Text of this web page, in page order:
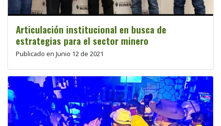
Articulación institucional en busca de
estrategias para el sector minero
Publicado en Junio 12 de 2021